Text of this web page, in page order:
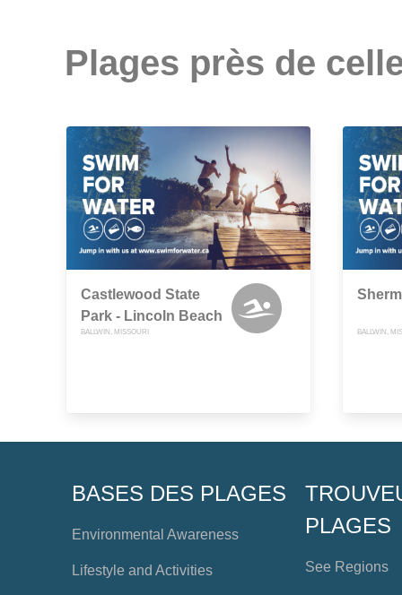
Plages près de
Castlewood State
Park - Lincoln Beach
BALLWIN, MISSOURI BALLWIN,
BASES DES PLAGES
Environmental Awareness
Lifestyle and Activities
PLAGES
See Regions